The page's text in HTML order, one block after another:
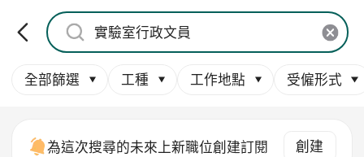
全部篩選 工種 工作地點 受僱形式
為這次搜尋的未來上新職位創建訂閱 創建